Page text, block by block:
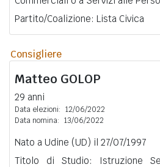
Partito/Coalizione: Lista Civica
Consigliere
Matteo GOLOP
29 anni
Data elezioni: 12/06/2022
Data nomina: 13/06/2022
Nato a Udine (UD) il 27/07/1997
Titolo di Studio: Istruzione